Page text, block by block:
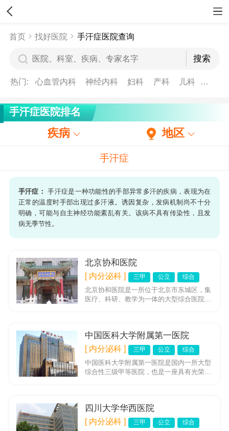
首页 找好医院 手汗症医院查询
热门: 心血管内科 神经内科 妇科 产科 儿科 妇产科
手汗症医院排名
疾病 地区
手汗症
手汗症： 手汗症是一种功能性的手部异常多汗的疾病，表现为在
正常的温度时手部出现过多汗液。诱因复杂，发病机制尚不十分
明确，可能与自主神经功能紊乱有关。该病不具有传染性，且发
病无季节性。
北京协和医院
[ 内分泌科 ] 三甲 公立 综合
北京协和医院是一所位于北京市东城区，集
医疗、科研、教学为一体的大型综合医院。
中国医科大学附属第一医院
[ 内分泌科 ] 三甲 公立 综合
中国医科大学附属第一医院是国内一所大型
综合性三级甲等医院，也是一座具有光荣革
四川大学华西医院
[ 内分泌科 ] 三甲 公立 综合